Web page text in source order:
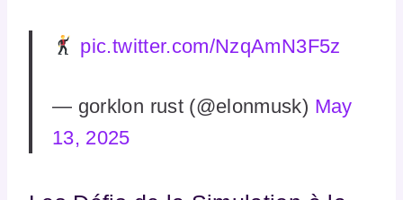
pic.twitter.com/NzqAmN3F5z
— gorklon rust (@elonmusk) May
13, 2025